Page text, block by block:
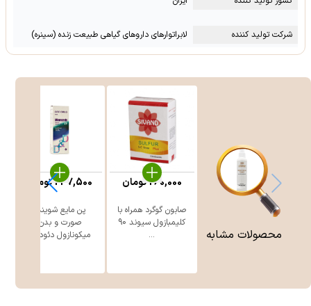
شرکت تولید کننده لابراتوارهای داروهای گیاهی طبیعت زنده (سینره)
محصولات مشابه
صابون گوگرد همراه با
کلیمبازول سیوند 90
...
260,000تومان
پن مایع شوینده
صورت و بدن
میکونازول دئود ...
247,500تومان